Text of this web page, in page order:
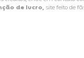
de lucro, site feito de